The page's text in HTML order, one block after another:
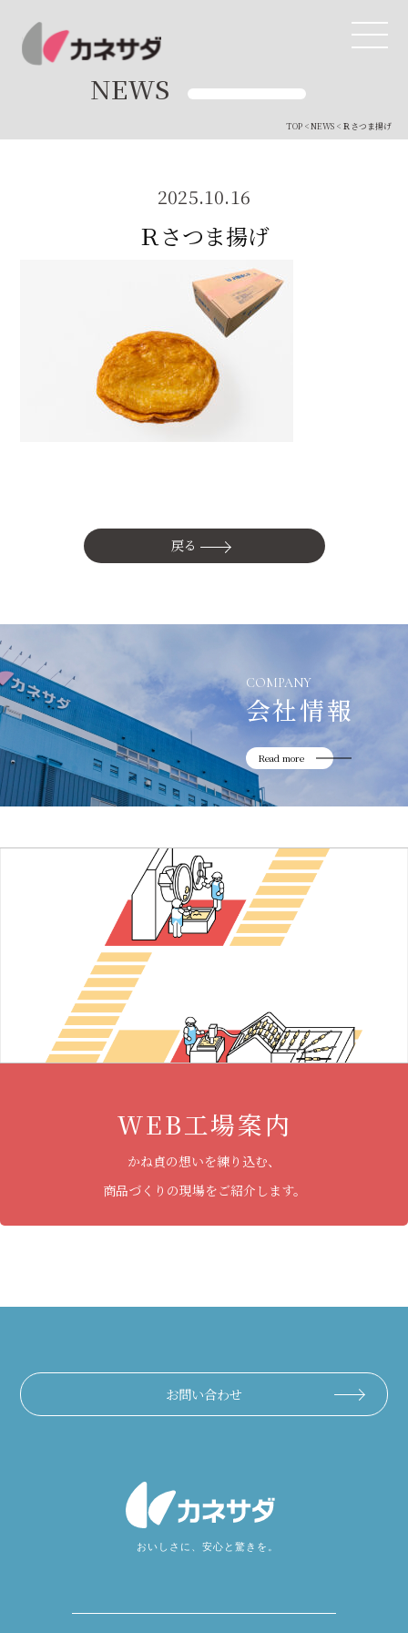
TOP
生産体制
美味しい安心
商品・開発
品質管理
直営店
かね貞の歴史
リニューアル中
NEWS
TOP<NEWS< Ｒさつま揚げ
2025.10.16
Ｒさつま揚げ
戻る
COMPANY
会社情報
Read more
WEB工場案内
かね貞の想いを練り込む、
商品づくりの現場をご紹介します。
お問い合わせ